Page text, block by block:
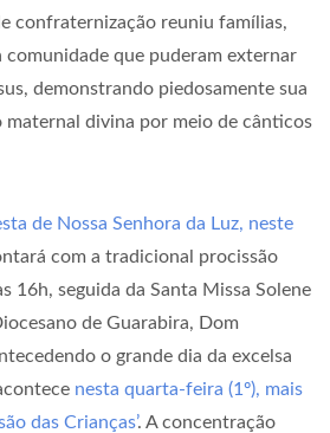
confraternização reuniu famílias,
comunidade que puderam externar
demonstrando piedosamente sua
divina por meio de cânticos
de Nossa Senhora da Luz, neste
com a tradicional procissão
16h, seguida da Santa Missa Solene
de Guarabira, Dom
o grande dia da excelsa
nesta quarta-feira (1º), mais
das Crianças’. A concentração